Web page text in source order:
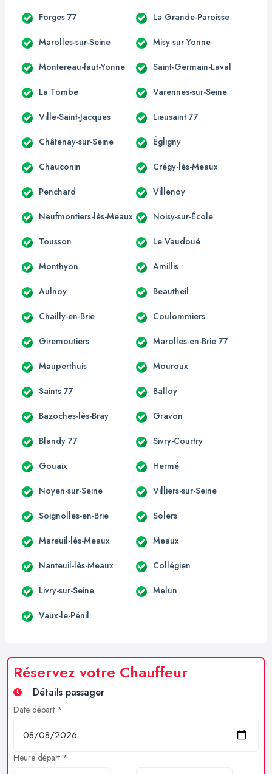
Forges 77 La Grande-Paroisse
Marolles-sur-Seine Misy-sur-Yonne
Montereau-faut-Yonne Saint-Germain-Laval
La Tombe Varennes-sur-Seine
Ville-Saint-Jacques Lieusaint 77
Châtenay-sur-Seine Égligny
Chauconin Crégy-lès-Meaux
Penchard Villenoy
Neufmontiers-lès-Meaux Noisy-sur-École
Tousson Le Vaudoué
Monthyon Amillis
Aulnoy Beautheil
Chailly-en-Brie Coulommiers
Giremoutiers Marolles-en-Brie 77
Mauperthuis Mouroux
Saints 77 Balloy
Bazoches-lès-Bray Gravon
Blandy 77 Sivry-Courtry
Gouaix Hermé
Noyen-sur-Seine Villiers-sur-Seine
Soignolles-en-Brie Solers
Mareuil-lès-Meaux Meaux
Nanteuil-lès-Meaux Collégien
Livry-sur-Seine Melun
Vaux-le-Pénil
Réservez votre Chauffeur
Détails passager
Date départ *
Heure départ *